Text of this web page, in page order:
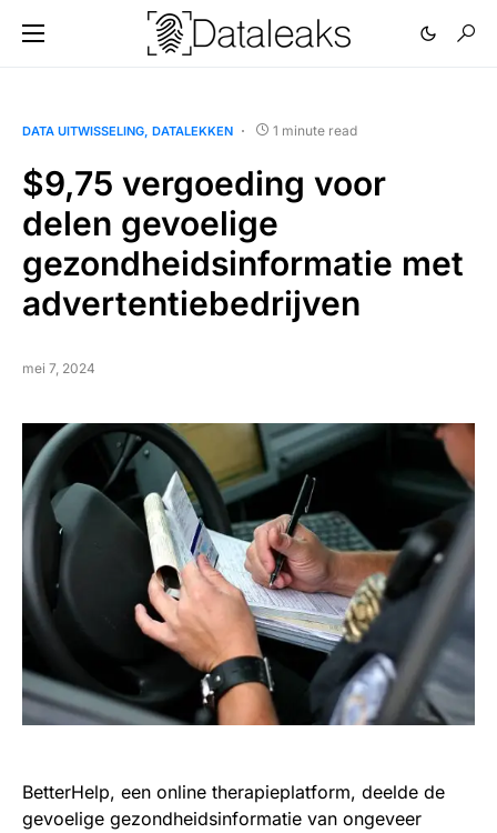
DATA UITWISSELING DATALEKKEN 1 minute read
$9,75 vergoeding voor
delen gevoelige
gezondheidsinformatie met
advertentiebedrijven
mei 7, 2024
BetterHelp, een online therapieplatform, deelde de
gevoelige gezondheidsinformatie van ongeveer